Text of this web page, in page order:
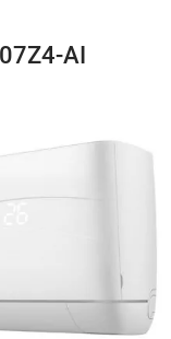
AI